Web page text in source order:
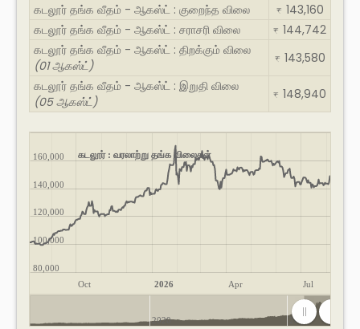
கடலூர் தங்க வீதம் - ஆகஸ்ட் : குறைந்த விலை
₹ 143,160
கடலூர் தங்க வீதம் - ஆகஸ்ட் : சராசரி விலை
₹ 144,742
கடலூர் தங்க வீதம் - ஆகஸ்ட் : திறக்கும் விலை
(01 ஆகஸ்ட்)
₹ 143,580
கடலூர் தங்க வீதம் - ஆகஸ்ட் : இறுதி விலை
(05 ஆகஸ்ட்)
₹ 148,940
கடலூர் : வரலாற்று தங்க விலைகள்
Oct 2026 Apr Jul
80,000
100,000
120,000
140,000
160,000
2020 2025